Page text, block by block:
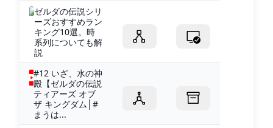
ゼルダの伝説シリ
ーズおすすめラン
キング10選。時
系列についても解
説
#12 いざ、水の神
殿【ゼルダの伝説
ティアーズ オブ
ザ キングダム│#
まうは...